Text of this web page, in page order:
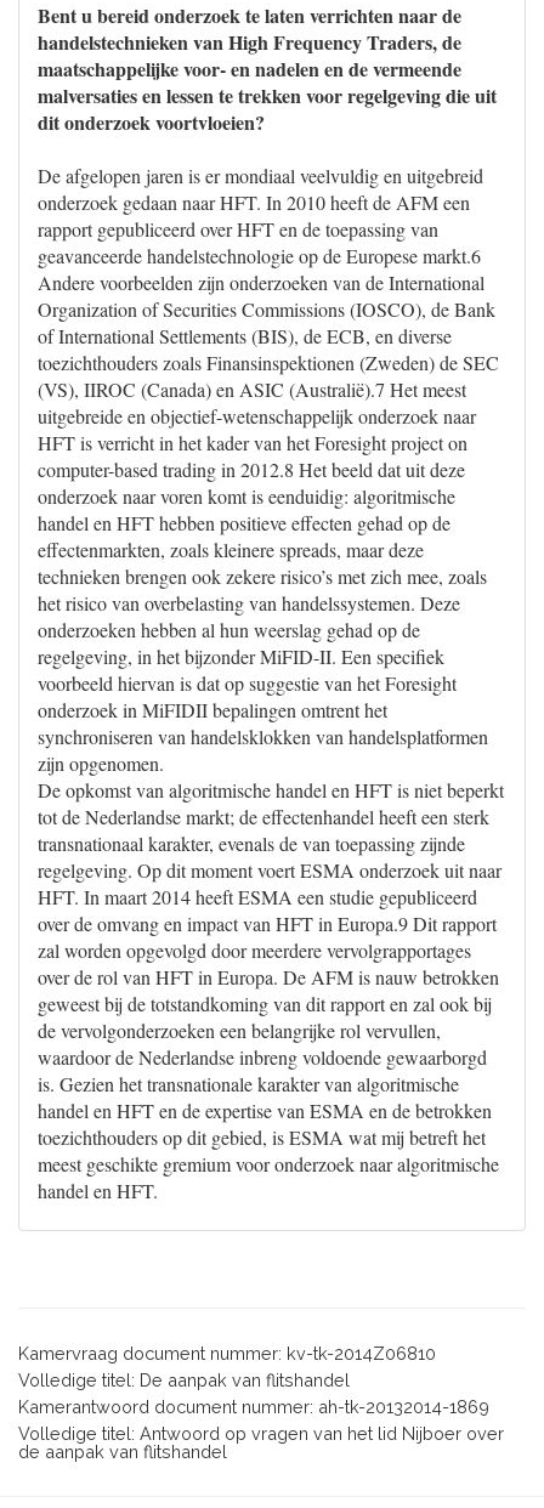
Bent u bereid onderzoek te laten verrichten naar de
handelstechnieken van High Frequency Traders, de
maatschappelijke voor- en nadelen en de vermeende
malversaties en lessen te trekken voor regelgeving die uit
dit onderzoek voortvloeien?
De afgelopen jaren is er mondiaal veelvuldig en uitgebreid
onderzoek gedaan naar HFT. In 2010 heeft de AFM een
rapport gepubliceerd over HFT en de toepassing van
geavanceerde handelstechnologie op de Europese markt.6
Andere voorbeelden zijn onderzoeken van de International
Organization of Securities Commissions (IOSCO), de Bank
of International Settlements (BIS), de ECB, en diverse
toezichthouders zoals Finansinspektionen (Zweden) de SEC
(VS), IIROC (Canada) en ASIC (Australië).7 Het meest
uitgebreide en objectief-wetenschappelijk onderzoek naar
HFT is verricht in het kader van het Foresight project on
computer-based trading in 2012.8 Het beeld dat uit deze
onderzoek naar voren komt is eenduidig: algoritmische
handel en HFT hebben positieve effecten gehad op de
effectenmarkten, zoals kleinere spreads, maar deze
technieken brengen ook zekere risico’s met zich mee, zoals
het risico van overbelasting van handelssystemen. Deze
onderzoeken hebben al hun weerslag gehad op de
regelgeving, in het bijzonder MiFID-II. Een specifiek
voorbeeld hiervan is dat op suggestie van het Foresight
onderzoek in MiFIDII bepalingen omtrent het
synchroniseren van handelsklokken van handelsplatformen
zijn opgenomen.
De opkomst van algoritmische handel en HFT is niet beperkt
tot de Nederlandse markt; de effectenhandel heeft een sterk
transnationaal karakter, evenals de van toepassing zijnde
regelgeving. Op dit moment voert ESMA onderzoek uit naar
HFT. In maart 2014 heeft ESMA een studie gepubliceerd
over de omvang en impact van HFT in Europa.9 Dit rapport
zal worden opgevolgd door meerdere vervolgrapportages
over de rol van HFT in Europa. De AFM is nauw betrokken
geweest bij de totstandkoming van dit rapport en zal ook bij
de vervolgonderzoeken een belangrijke rol vervullen,
waardoor de Nederlandse inbreng voldoende gewaarborgd
is. Gezien het transnationale karakter van algoritmische
handel en HFT en de expertise van ESMA en de betrokken
toezichthouders op dit gebied, is ESMA wat mij betreft het
meest geschikte gremium voor onderzoek naar algoritmische
handel en HFT.
Kamervraag document nummer: kv-tk-2014Z06810
Volledige titel: De aanpak van flitshandel
Kamerantwoord document nummer: ah-tk-20132014-1869
Volledige titel: Antwoord op vragen van het lid Nijboer over
de aanpak van flitshandel